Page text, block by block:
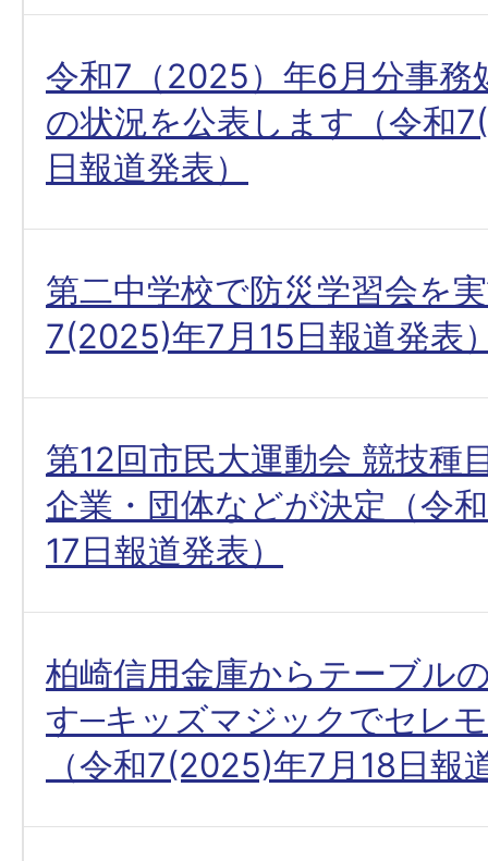
令和7（2025）年6月分事務
の状況を公表します（令和
日報道発表）
第二中学校で防災学習会を
7(2025)年7月15日報道発表
第12回市民大運動会 競技種
企業・団体などが決定（令
17日報道発表）
柏崎信用金庫からテーブル
す─キッズマジックでセレ
（令和7(2025)年7月18日報